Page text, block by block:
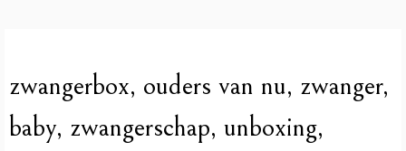
zwangerbox, ouders van nu, zwanger,
baby, zwangerschap, unboxing,